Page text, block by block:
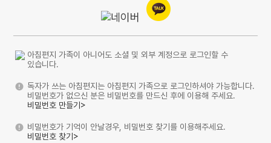
아침편지 가족이 아니어도 소셜 및 외부 계정으로 로그인할 수
있습니다.
독자가 쓰는 아침편지는 아침편지 가족으로 로그인하셔야 가능합니다.
비밀번호가 없으신 분은 비밀번호를 만드신 후에 이용해 주세요.
비밀번호 만들기>
비밀번호가 기억이 안날경우, 비밀번호 찾기를 이용해주세요.
비밀번호 찾기>